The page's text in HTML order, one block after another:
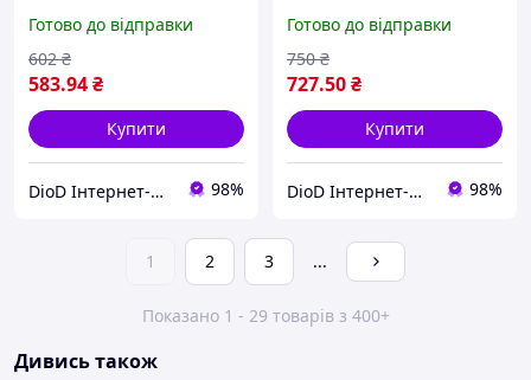
Готово до відправки
583.94₴
602 ₴
Купити
DioD Інтернет-магазин 98%
Готово до відправки
727.50₴
750 ₴
Купити
DioD Інтернет-магазин 98%
1 2 3 ...
Показано 1 - 29 товарів з 400+
Дивись також